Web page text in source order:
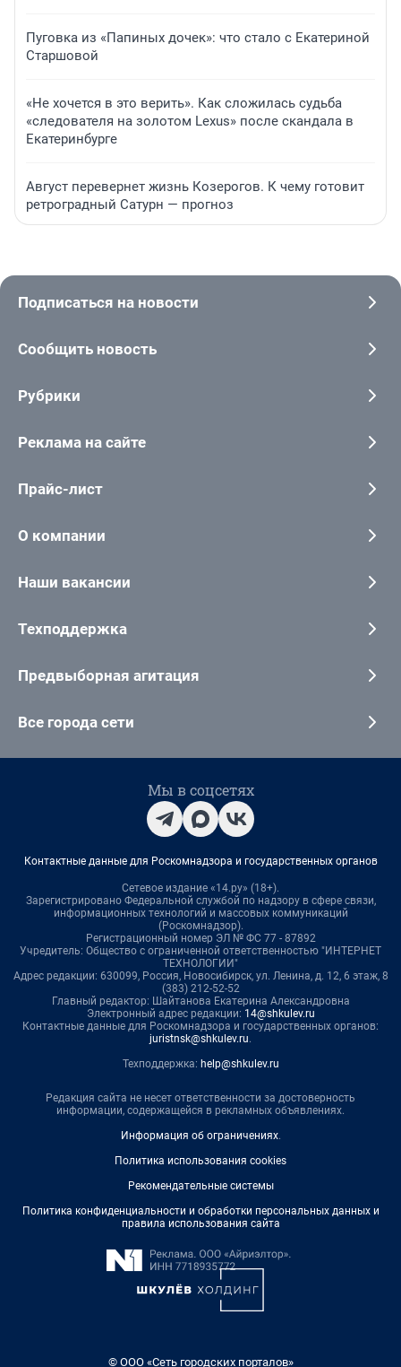
Пуговка из «Папиных дочек»: что стало с Екатериной
Старшовой
«Не хочется в это верить». Как сложилась судьба
«следователя на золотом Lexus» после скандала в
Екатеринбурге
Август перевернет жизнь Козерогов. К чему готовит
ретроградный Сатурн — прогноз
Подписаться на новости
Сообщить новость
Рубрики
Реклама на сайте
Прайс-лист
О компании
Наши вакансии
Техподдержка
Предвыборная агитация
Все города сети
Мы в соцсетях
Контактные данные для Роскомнадзора и государственных органов
Сетевое издание «14.ру» (18+).
Зарегистрировано Федеральной службой по надзору в сфере связи,
информационных технологий и массовых коммуникаций
(Роскомнадзор).
Регистрационный номер ЭЛ № ФС 77 - 87892
Учредитель: Общество с ограниченной ответственностью "ИНТЕРНЕТ
ТЕХНОЛОГИИ"
Адрес редакции: 630099, Россия, Новосибирск, ул. Ленина, д. 12, 6 этаж, 8
(383) 212-52-52
Главный редактор: Шайтанова Екатерина Александровна
Электронный адрес редакции: 14@shkulev.ru
Контактные данные для Роскомнадзора и государственных органов:
juristnsk@shkulev.ru.
Техподдержка: help@shkulev.ru
Редакция сайта не несет ответственности за достоверность
информации, содержащейся в рекламных объявлениях.
Информация об ограничениях.
Политика использования cookies
Рекомендательные системы
Политика конфиденциальности и обработки персональных данных и
правила использования сайта
© ООО «Сеть городских порталов»